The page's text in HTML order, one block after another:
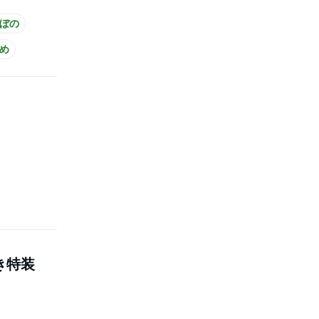
の
特装